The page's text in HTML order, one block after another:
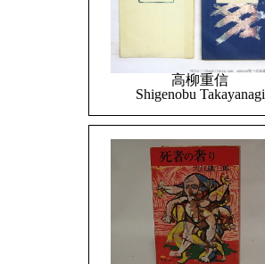
高柳重信
Shigenobu Takayanagi